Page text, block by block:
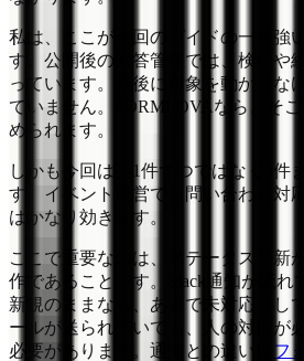
私は、ここが今回のガイドの一番強
す。公開後の回答管理では、検索や
っています。最後に対象を動かせな
ていません。FORMLOVAなら、そ
められます。
しかも今回は、1件ずつではなく2件
す。イベント運営でも問い合わせ対
はかなり効きます。
ここで重要なのは、ステータス更新
作であることです。Slack通知が流れ
新規のままなら、あとで未対応とし
ールが送られていても、人の対応が
必要があります。通知との違いは
フ